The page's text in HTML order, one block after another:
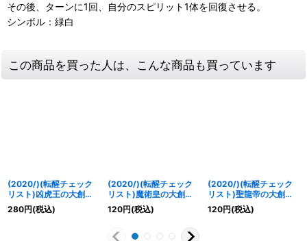
その後、ターンに1回、自分のスピリット1体を回復させる。
シンボル：緑白
この商品を買った人は、こんな商品も買っています
(2020/)(転醒チェック
リスト)凶虎王の大創界
石【-】{BS54-TX03}
《多》
280円(税込)
(2020/)(転醒チェック
リスト)魔術皇の大創界
石【-】{BS54-TX02}
《多》
120円(税込)
(2020/)(転醒チェック
リスト)聖龍帝の大創界
石【-】{BS54-TX01}
《多》
120円(税込)